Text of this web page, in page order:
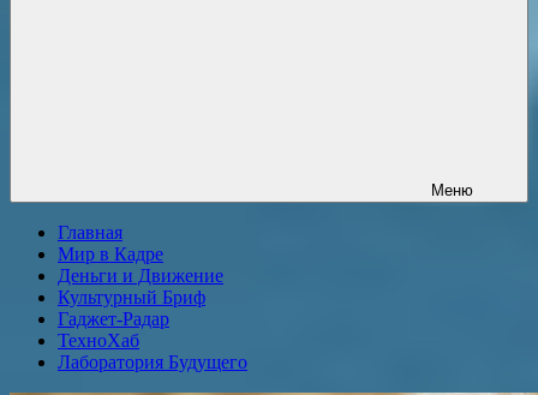
Меню
Главная
Мир в Кадре
Деньги и Движение
Культурный Бриф
Гаджет-Радар
ТехноХаб
Лаборатория Будущего